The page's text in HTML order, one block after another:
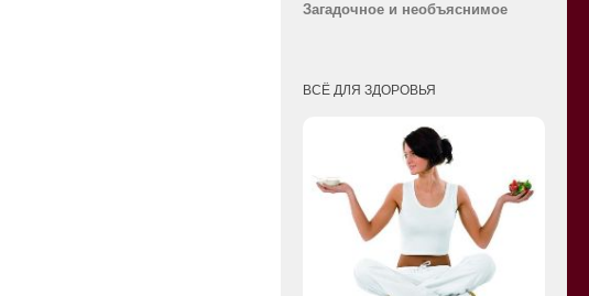
Загадочное и необъяснимое
ВСЁ ДЛЯ ЗДОРОВЬЯ